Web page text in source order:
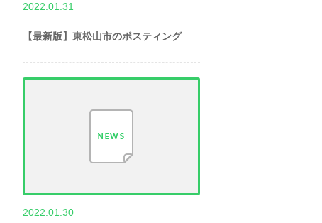
2022.01.31
【最新版】東松山市のポスティング
2022.01.30